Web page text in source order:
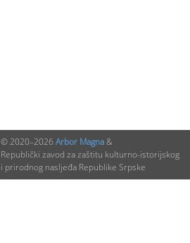
© 2020–2026 Arbor Magna&
Republički zavod za zaštitu kulturno-istorijskog
i prirodnog nasljeđa Republike Srpske